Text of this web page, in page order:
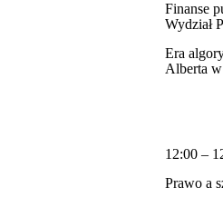
Finanse
Wydział
Era
Alberta
12:00 –
Prawo a